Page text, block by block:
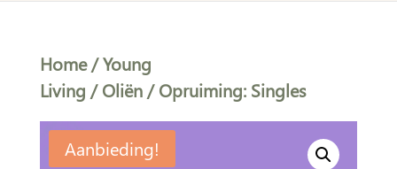
Home/Young
Living /Oliën/ Opruiming: Singles
Aanbieding!